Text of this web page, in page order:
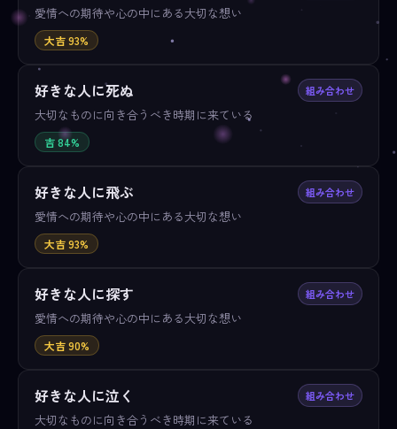
愛情への期待や心の中にある大切な想い
大吉 93%
好きな人に死ぬ 組み合わせ
大切なものに向き合うべき時期に来ている
吉 84%
好きな人に飛ぶ 組み合わせ
愛情への期待や心の中にある大切な想い
大吉 93%
好きな人に探す 組み合わせ
愛情への期待や心の中にある大切な想い
大吉 90%
好きな人に泣く 組み合わせ
大切なものに向き合うべき時期に来ている